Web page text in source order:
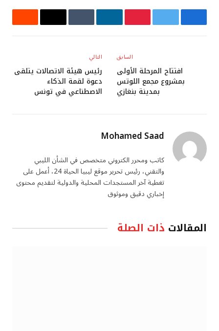
فيسبوكتويتر بينتيريستلينكدإنTumblrالبريد رديت
السابق
افتتاح المرحلة الأولى
بمشروع مجمع اللوتس
بمدينة بنغازي
التالي
رئيس هيئة الاتصالات يتلقى
دعوة لقمة الذكاء
الاصطناعي في تونس
Mohamed Saad
كاتب ومحرر الكتروني متخصص في الشأن الليبي
والتقني، رئيس تحرير موقع ليبيا الحياة 24، أعمل على
تغطية آخر المستجدات المحلية والدولية لتقديم محتوى
إخباري دقيق وموثوق
المقالات ذات الصلة